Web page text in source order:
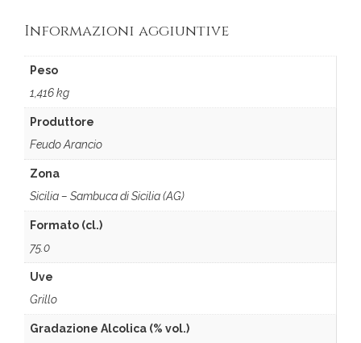
Informazioni aggiuntive
Peso
1,416 kg
Produttore
Feudo Arancio
Zona
Sicilia – Sambuca di Sicilia (AG)
Formato (cl.)
75.0
Uve
Grillo
Gradazione Alcolica (% vol.)